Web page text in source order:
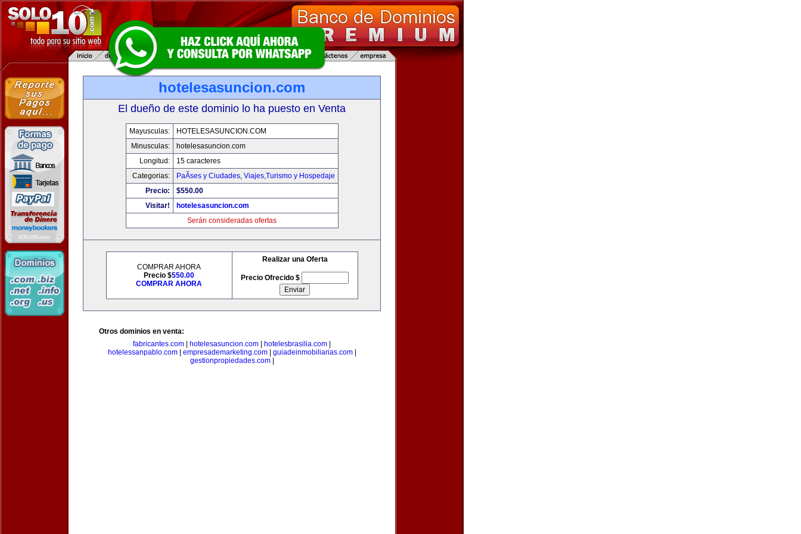
hotelesasuncion.com
El dueño de este dominio lo ha puesto en Venta
Mayusculas:
HOTELESASUNCION.COM
Minusculas:
hotelesasuncion.com
Longitud:
15 caracteres
Categorias:
PaÃ­ses y Ciudades, Viajes,Turismo y Hospedaje
Precio:
$550.00
Visitar!
hotelesasuncion.com
Serán consideradas ofertas
COMPRAR AHORA
Precio $550.00
COMPRAR AHORA
Realizar una Oferta
Precio Ofrecido $
Otros dominios en venta:
fabricantes.com
hotelesasuncion.com hotelesbrasilia.com
hotelessanpablo.com| empresademarketing.com| guiadeinmobiliarias.com|
gestionpropiedades.com|